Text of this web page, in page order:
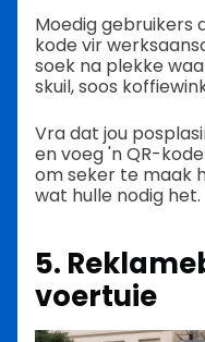
Moedig gebruikers
kode vir
soek na plekke
skuil, soos
Vra dat jou
en voeg 'n QR-
om seker te maak
wat hulle nodig het.
5.
voertuie